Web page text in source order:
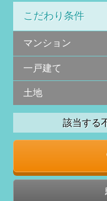
こだわり条件
マンション
一戸建て
土地
該当する